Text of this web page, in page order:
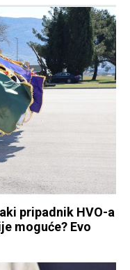
pripadnik HVO-a
moguće? Evo